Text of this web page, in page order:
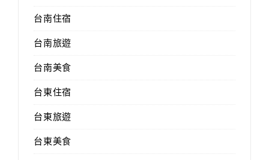
台南住宿
台南旅遊
台南美食
台東住宿
台東旅遊
台東美食